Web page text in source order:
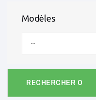
Modèles
--
RECHERCHER 0